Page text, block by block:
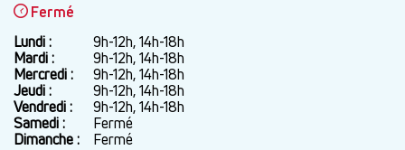
Fermé
Jour
Plage
horaire
Lundi :
9h-12h, 14h-18h
Mardi :
9h-12h, 14h-18h
Mercredi :
9h-12h, 14h-18h
Jeudi :
9h-12h, 14h-18h
Vendredi :
9h-12h, 14h-18h
Samedi :
Fermé
Dimanche :
Fermé